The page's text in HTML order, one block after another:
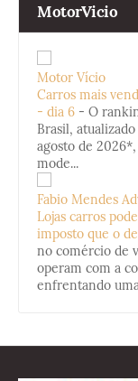
MotorVicio
Motor Vício
Carros mais
- dia 6 - O
Brasil,
agosto de
mode...
Fabio Mendes
Lojas carros
imposto que o
no comércio de
operam com a
enfrentando